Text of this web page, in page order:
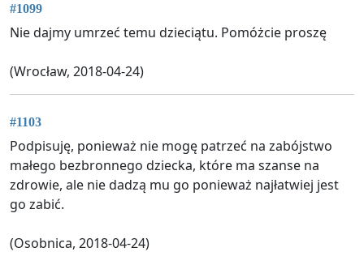
#1099
Nie dajmy umrzeć temu dzieciątu. Pomóżcie proszę
(Wrocław, 2018-04-24)
#1103
Podpisuję, ponieważ nie mogę patrzeć na zabójstwo
małego bezbronnego dziecka, które ma szanse na
zdrowie, ale nie dadzą mu go ponieważ najłatwiej jest
go zabić.
(Osobnica, 2018-04-24)